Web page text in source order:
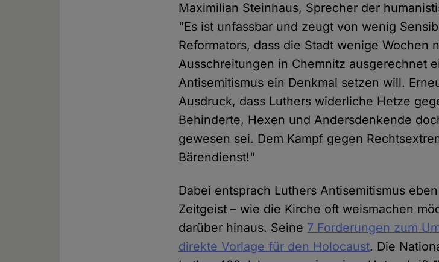
Maximilian Steinhaus, Sprecher der
"Es ist unfassbar und zeugt von wenig
Reformators, dass die Stadt wenige Wochen
Ausschreitungen in Chemnitz ausgerechnet
Antisemitismus ein Denkmal setzen will.
Ausdruck, dass Luthers widerliche Hetze
Behinderte, Hexen und Andersdenkende
gewesen sei. Dem Kampf gegen
Bärendienst!"
Dabei entsprach Luthers Antisemitismus
Zeitgeist – wie die Kirche oft weismachen
darüber hinaus. Seine 7 Forderungen zum
direkte Vorlage für den Holocaust. Die